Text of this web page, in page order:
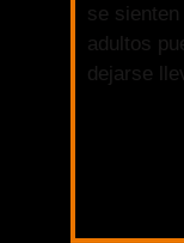
se
adultos
dejarse